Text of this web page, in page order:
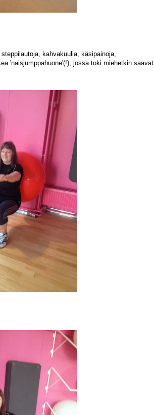
kahvakuulia, käsipainoja,
'naisjumppahuone'(!), jossa toki miehetkin saavat